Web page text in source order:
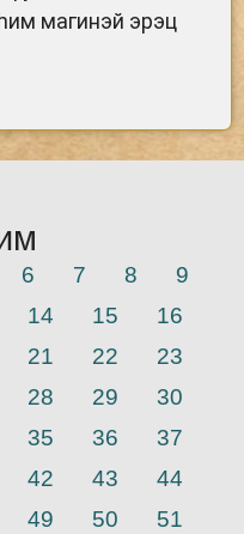
магинэй эрэц
6 7 8
9
14 15
16
21 22
23
28 29
30
35 36
37
42 43
44
49 50
51